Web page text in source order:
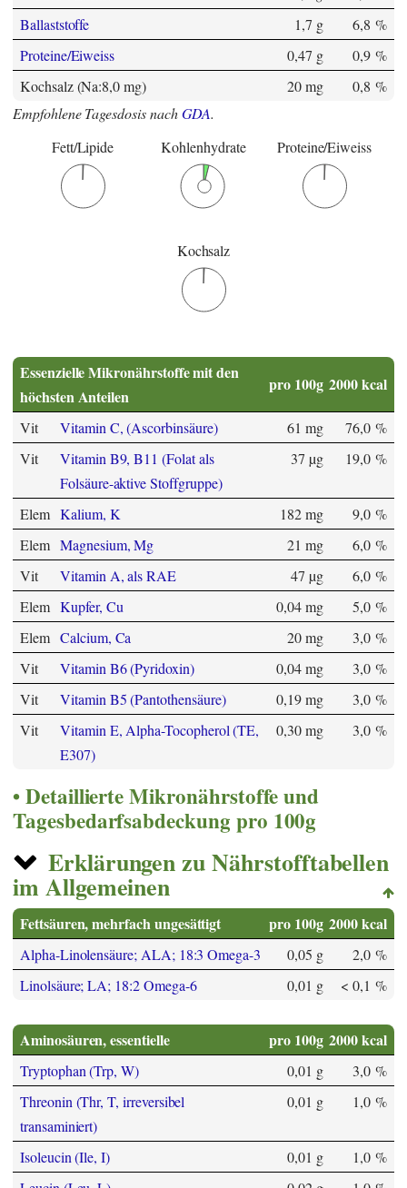
Ballaststoffe
1,7 g
6,8 %
Proteine/Eiweiss
0,47 g
0,9 %
Kochsalz (Na:8,0 mg)
20 mg
0,8 %
Empfohlene Tagesdosis nachGDA.
Fett/Lipide
Kohlenhydrate Proteine/Eiweiss
Kochsalz
Essenzielle Mikronährstoffe mit den
höchsten Anteilen
pro 100g 2000 kcal
Vit Vitamin C, (Ascorbinsäure) 61 mg
76,0 %
Vit
Vitamin B9, B11 (Folat als
Folsäure-aktive Stoffgruppe)
37 µg 19,0 %
Elem Kalium, K 182 mg
9,0 %
Elem Magnesium, Mg 21 mg
6,0 %
Vit
Vitamin A, als RAE 47 µg
6,0 %
Elem Kupfer, Cu 0,04 mg
5,0 %
Elem Calcium, Ca 20 mg
3,0 %
Vit
Vitamin B6 (Pyridoxin) 0,04 mg
3,0 %
Vit
Vitamin B5 (Pantothensäure) 0,19 mg
3,0 %
Vit
Vitamin E, Alpha-Tocopherol (TE,
E307)
0,30 mg 3,0 %
Detaillierte Mikronährstoffe und
Tagesbedarfsabdeckung pro 100g
Erklärungen zu Nährstofftabellen
im Allgemeinen
Fettsäuren, mehrfach ungesättigt pro 100g 2000 kcal
Alpha-Linolensäure; ALA; 18:3 Omega-3 0,05 g
2,0 %
Linolsäure; LA; 18:2 Omega-6
0,01 g < 0,1 %
Aminosäuren, essentielle pro 100g 2000 kcal
Tryptophan (Trp, W) 0,01 g
3,0 %
Threonin (Thr, T, irreversibel
transaminiert)
0,01 g 1,0 %
Isoleucin (Ile, I) 0,01 g
1,0 %